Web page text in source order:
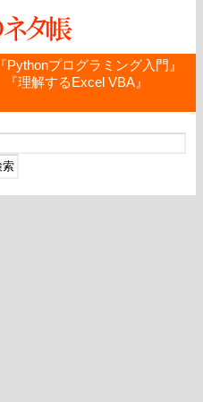
『Pythonプログラミング入門』
『理解するExcel VBA』